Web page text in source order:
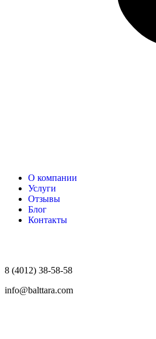
О компании
Услуги
Отзывы
Блог
Контакты
8 (4012) 38-58-58
info@balttara.com